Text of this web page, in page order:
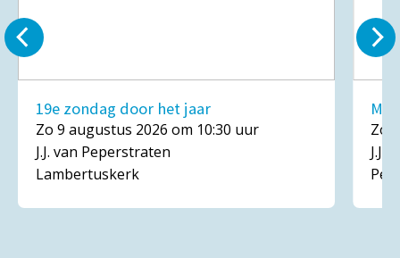
19e zondag door het jaar
Zo 9 augustus 2026 om 10:30 uur
J.J. van Peperstraten
Lambertuskerk
Zo
J.J.